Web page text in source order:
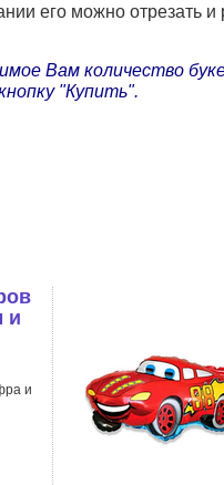
его можно отрезать и
Вам количество
"Купить".
и
и